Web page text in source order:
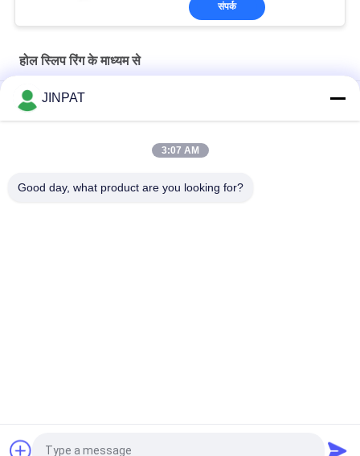
संपर्क
होल स्लिप रिंग के माध्यम से
आंतरिक व्यास 60 मिमी के माध्यम से छेद फिसलने की अंगूठी
करता है
JINPAT
3:07 AM
Good day, what product are you looking for?